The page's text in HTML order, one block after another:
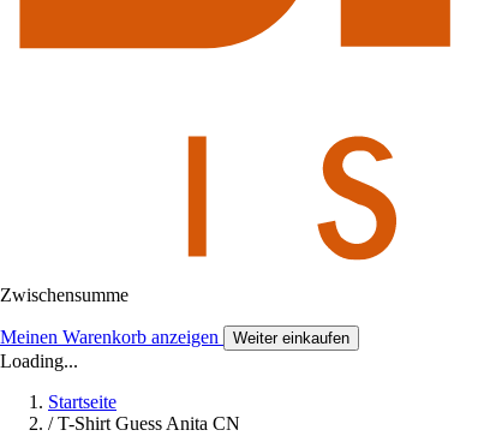
Zwischensumme
Meinen Warenkorb anzeigen Weiter einkaufen
Loading...
Startseite
/ T-Shirt Guess Anita CN